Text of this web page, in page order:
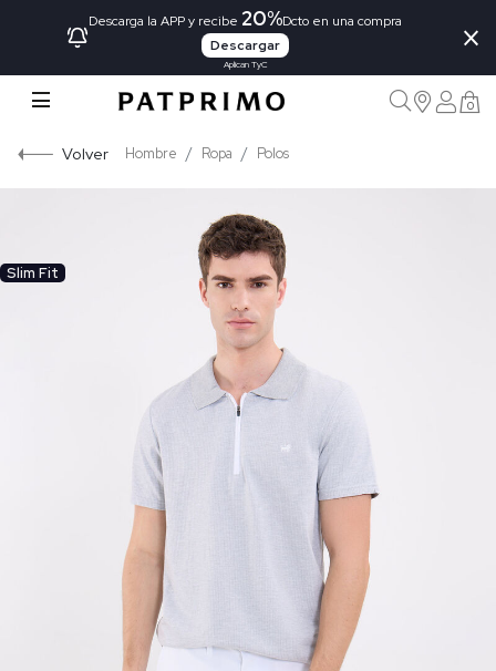
Descarga la APP y recibe 20%Dcto en una compra
Descargar
Aplican TyC
×
0
Volver Hombre Ropa Polos
Slim Fit